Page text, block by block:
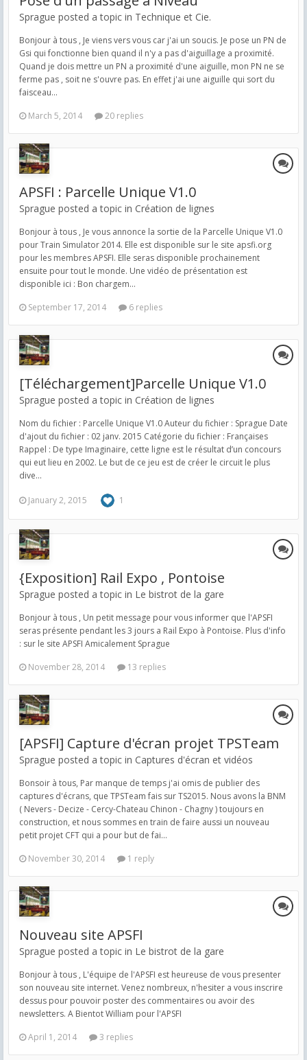
Sprague posted a topic in Technique et Cie.
Bonjour à tous , Je viens vers vous car j'ai un soucis. Je pose un PN de
Gsi qui fonctionne bien quand il n'y a pas d'aiguillage a proximité.
Quand je dois mettre un PN a proximité d'une aiguille, mon PN ne se
ferme pas , soit ne s'ouvre pas. En effet j'ai une aiguille qui sort du
faisceau...
March 5, 2014
20 replies
APSFI : Parcelle Unique V1.0
Sprague posted a topic in Création de lignes
Bonjour à tous , Je vous annonce la sortie de la Parcelle Unique V1.0
pour Train Simulator 2014. Elle est disponible sur le site apsfi.org
pour les membres APSFI. Elle seras disponible prochainement
ensuite pour tout le monde. Une vidéo de présentation est
disponible ici : Bon chargem...
September 17, 2014
6 replies
[Téléchargement]Parcelle Unique V1.0
Sprague posted a topic in Création de lignes
Nom du fichier : Parcelle Unique V1.0 Auteur du fichier : Sprague Date
d'ajout du fichier : 02 janv. 2015 Catégorie du fichier : Françaises
Rappel : De type Imaginaire, cette ligne est le résultat d’un concours
qui eut lieu en 2002. Le but de ce jeu est de créer le circuit le plus
dive...
January 2, 2015 1
{Exposition] Rail Expo , Pontoise
Sprague posted a topic in Le bistrot de la gare
Bonjour à tous , Un petit message pour vous informer que l'APSFI
seras présente pendant les 3 jours a Rail Expo à Pontoise. Plus d'info
: sur le site APSFI Amicalement Sprague
November 28, 2014
13 replies
[APSFI] Capture d'écran projet TPSTeam
Sprague posted a topic in Captures d'écran et vidéos
Bonsoir à tous, Par manque de temps j'ai omis de publier des
captures d'écrans, que TPSTeam fais sur TS2015. Nous avons la BNM
( Nevers - Decize - Cercy-Chateau Chinon - Chagny ) toujours en
construction, et nous sommes en train de faire aussi un nouveau
petit projet CFT qui a pour but de fai...
November 30, 2014
1 reply
Nouveau site APSFI
Sprague posted a topic in Le bistrot de la gare
Bonjour à tous , L'équipe de l'APSFI est heureuse de vous presenter
son nouveau site internet. Venez nombreux, n'hesiter a vous inscrire
dessus pour pouvoir poster des commentaires ou avoir des
newsletters. A Bientot William pour l'APSFI
April 1, 2014
3 replies